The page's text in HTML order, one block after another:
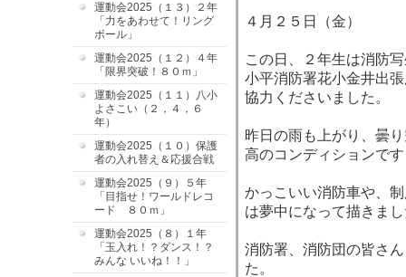
運動会2025（１３）２年
「力をあわせて！リング
ボール」
運動会2025（１２）４年
「限界突破！８０ｍ」
運動会2025（１１）八小
よさこい（２，４，６
年）
運動会2025（１０）保護
者の入れ替え＆応援合戦
運動会2025（９）５年
「目指せ！ワールドレコ
ード ８０ｍ」
運動会2025（８）１年
「玉入れ！？ダンス！？
みんな いいね！！」
４月２５日（金）
この日、２年生は消防
小平消防署花小金井出
協力くださいました。
昨日の雨も上がり、曇
高のコンディションで
かっこいい消防車や、
は夢中になって描きま
消防署、消防団の皆さ
た。